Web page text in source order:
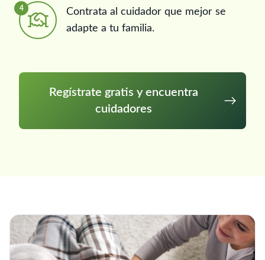
4
Contrata al cuidador que mejor se
adapte a tu familia.
Regístrate gratis y encuentra
cuidadores